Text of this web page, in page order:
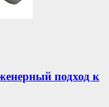
подход к